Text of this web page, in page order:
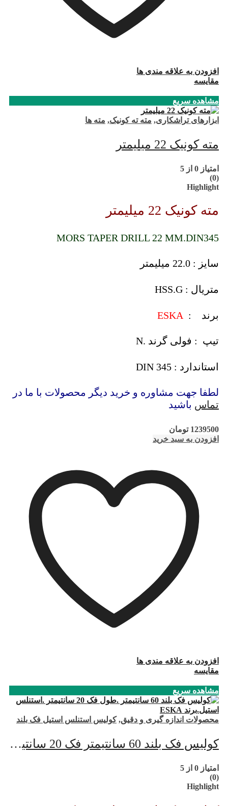
افزودن به علاقه مندی ها
مقایسه
مشاهده سریع
ابزارهای تراشکاری, مته ته کونیک, مته ها
مته کونیک 22 میلیمتر
امتیاز 0 از 5
(0)
Highlight
مته کونیک 22 میلیمتر
MORS TAPER DRILL 22 MM.DIN345
سایز : 22.0 میلیمتر
متریال : HSS.G
برند :
تیپ : فولی گرند .N
استاندارد : DIN 345
لطفا جهت مشاوره و خرید دیگر محصولات با ما در
تماس باشید
1239500 تومان
افزودن به سبد خرید
افزودن به علاقه مندی ها
مقایسه
مشاهده سریع
محصولات اندازه گیری و دقیق,کولیس استنلس استیل فک بلند
کولیس فک بلند 60 سانتیمتر فک 20 سانتیمتر
امتیاز 0 از 5
(0)
Highlight